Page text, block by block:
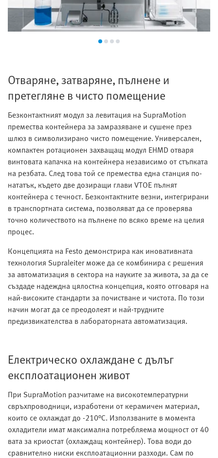
Отваряне, затваряне, пълнене и
претегляне в чисто помещение
Безконтактният модул за левитация на SupraMotion
премества контейнера за замразяване и сушене през
шлюз в символизирано чисто помещение. Универсален,
компактен ротационен захващащ модул EHMD отваря
винтовата капачка на контейнера независимо от стъпката
на резбата. След това той се премества една станция по-
нататък, където две дозиращи глави VTOE пълнят
контейнера с течност. Безконтактните везни, интегрирани
в транспортната система, позволяват да се проверява
точно количеството на пълнене по всяко време на целия
процес.
Концепцията на Festo демонстрира как иновативната
технология Supraleiter може да се комбинира с решения
за автоматизация в сектора на науките за живота, за да се
създаде надеждна цялостна концепция, която отговаря на
най-високите стандарти за почистване и чистота. По този
начин могат да се преодолеят и най-трудните
предизвикателства в лабораторната автоматизация.
Електрическо охлаждане с дълъг
експлоатационен живот
При SupraMotion разчитаме на високотемпературни
свръхпроводници, изработени от керамичен материал,
които се охлаждат до -210°C. Използваните в момента
охладители имат максимална потребляема мощност от 40
вата за криостат (охлаждащ контейнер). Това води до
сравнително ниски експлоатационни разходи. Сам по